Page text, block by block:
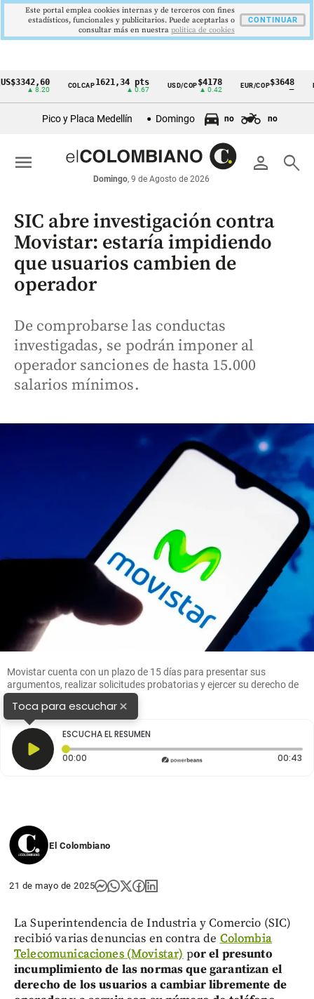
Cintillo
económicos
Colombia
COLCAP1621,34 pts USD/COP$4178
▲ 0.42
EUR/COP$3648
—
Pico y Placa Medellín Domingo no no
person search
Domingo, 9 de Agosto de 2026
menu
SIC abre investigación contra
Movistar: estaría impidiendo
que usuarios cambien de
operador
De comprobarse las conductas
investigadas, se podrán imponer al
operador sanciones de hasta 15.000
salarios mínimos.
Movistar cuenta con un plazo de 15 días para presentar sus
argumentos, realizar solicitudes probatorias y ejercer su derecho de
defensa. Foto: iStock
Toca para escuchar×
ESCUCHA EL RESUMEN
00:00 Tiempo transcurrido: 0 segundos 00:43
El Colombiano
21 de mayo de 2025
La Superintendencia de Industria y Comercio (SIC)
recibió varias denuncias en contra de Colombia
Telecomunicaciones (Movistar) por el presunto
incumplimiento de las normas que garantizan el
derecho de los usuarios a cambiar libremente de
Este portal emplea cookies internas y de terceros con fines
estadísticos, funcionales y publicitarios. Puede aceptarlas o
consultar más en nuestra politica de cookies
CONTINUAR